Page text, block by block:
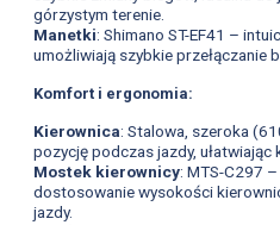
górzystym terenie.
Manetki: Shimano ST-EF41 –
umożliwiają szybkie przełączanie
Komfort i ergonomia:
Kierownica: Stalowa, szeroka
pozycję podczas jazdy, ułatwiając
Mostek kierownicy: MTS-C297
dostosowanie wysokości
jazdy.